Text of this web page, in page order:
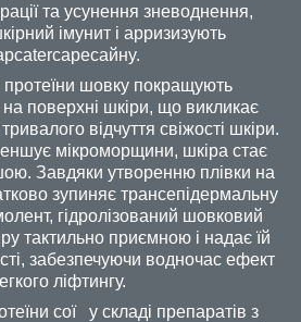
та усунення зневоднення,
імунит і appизизують
протеїни шовку покращують
поверхні шкіри, що викликає
відчуття свіжості шкіри.
мікроморщини, шкіра стає
Завдяки утворенню плівки на
зупиняє трансепідермальну
гідролізований шовковий
тактильно приємною і надає їй
забезпечуючи водночас ефект
ліфтингу.
сої у складі препаратів з